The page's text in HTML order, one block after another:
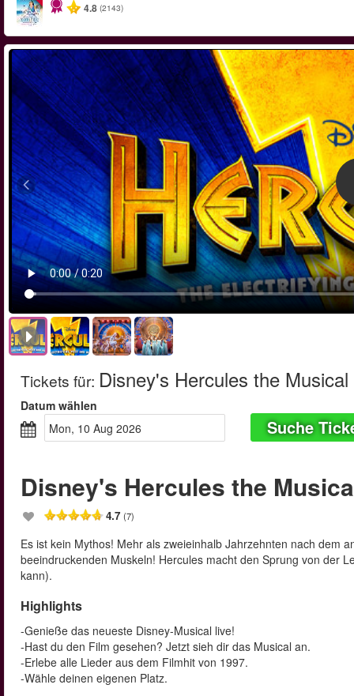
4.8 (2143)
Tickets für: Disney's Hercules the Musical
Datum wählen
Mon, 10 Aug 2026
Suche
Disney's Hercules the
4.7 (7)
Es ist kein Mythos! Mehr als zweieinhalb Jahrzehnten nach dem
beeindruckenden Muskeln! Hercules macht den Sprung von der
kann).
Highlights
-Genieße das neueste Disney-Musical live!
-Hast du den Film gesehen? Jetzt sieh dir das Musical an.
-Erlebe alle Lieder aus dem Filmhit von 1997.
-Wähle deinen eigenen Platz.